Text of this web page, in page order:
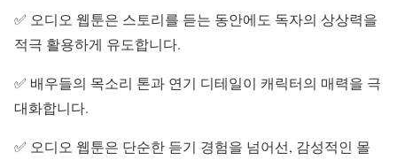
✅ 오디오 웹툰은 스토리를 듣는 동안에도 독자의 상상력을
적극 활용하게 유도합니다.
✅ 배우들의 목소리 톤과 연기 디테일이 캐릭터의 매력을 극
대화합니다.
✅ 오디오 웹툰은 단순한 듣기 경험을 넘어선, 감성적인 몰